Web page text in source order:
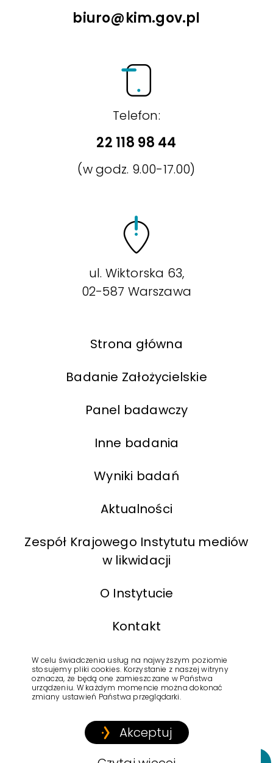
biuro@kim.gov.pl
Telefon:
22 118 98 44
(w godz. 9.00-17.00)
ul. Wiktorska 63,
02-587 Warszawa
Strona główna
Badanie Założycielskie
Panel badawczy
Inne badania
Wyniki badań
Aktualności
Zespół Krajowego Instytutu mediów
w likwidacji
O Instytucie
Kontakt
BIP
Polityka Prywatności
Copyright © 2022Krajowy Instytut Mediów
W celu świadczenia usług na najwyższym poziomie
stosujemy pliki cookies. Korzystanie z naszej witryny
oznacza, że będą one zamieszczane w Państwa
urządzeniu. W każdym momencie można dokonać
zmiany ustawień Państwa przeglądarki.
Akceptuj